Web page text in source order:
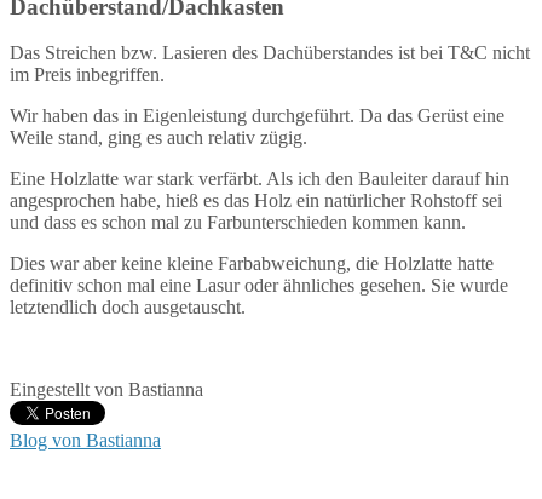
Dachüberstand/Dachkasten
Das Streichen bzw. Lasieren des Dachüberstandes ist bei T&C nicht
im Preis inbegriffen.
Wir haben das in Eigenleistung durchgeführt. Da das Gerüst eine
Weile stand, ging es auch relativ zügig.
Eine Holzlatte war stark verfärbt. Als ich den Bauleiter darauf hin
angesprochen habe, hieß es das Holz ein natürlicher Rohstoff sei
und dass es schon mal zu Farbunterschieden kommen kann.
Dies war aber keine kleine Farbabweichung, die Holzlatte hatte
definitiv schon mal eine Lasur oder ähnliches gesehen. Sie wurde
letztendlich doch ausgetauscht.
Eingestellt von Bastianna
Blog von Bastianna